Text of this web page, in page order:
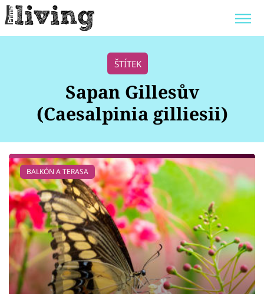
POKOJOVÉ KVĚTINY
ZAHRADA
Bydlení
Zahrada
Design
Sledujte prima+
ŠTÍTEK
Sapan Gillesův
(Caesalpinia gilliesii)
BALKÓN A TERASA